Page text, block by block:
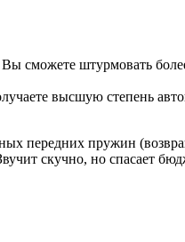
сможете штурмовать
высшую степень
передних пружин
скучно, но спасает